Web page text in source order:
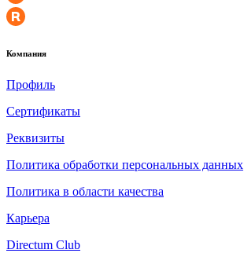
Компания
Профиль
Сертификаты
Реквизиты
Политика обработки персональных данных
Политика в области качества
Карьера
Directum Club